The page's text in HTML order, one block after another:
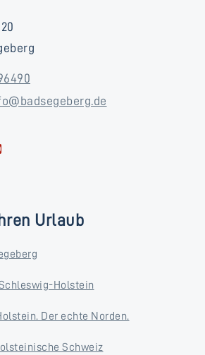
youtube
Urlaub
Holstein
Der echte Norden.
Schweiz